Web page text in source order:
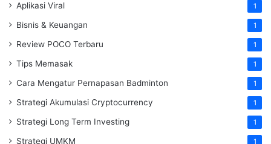
Aplikasi Viral 1
Bisnis & Keuangan 1
Review POCO Terbaru 1
Tips Memasak 1
Cara Mengatur Pernapasan Badminton 1
Strategi Akumulasi Cryptocurrency 1
Strategi Long Term Investing 1
Strategi UMKM 1